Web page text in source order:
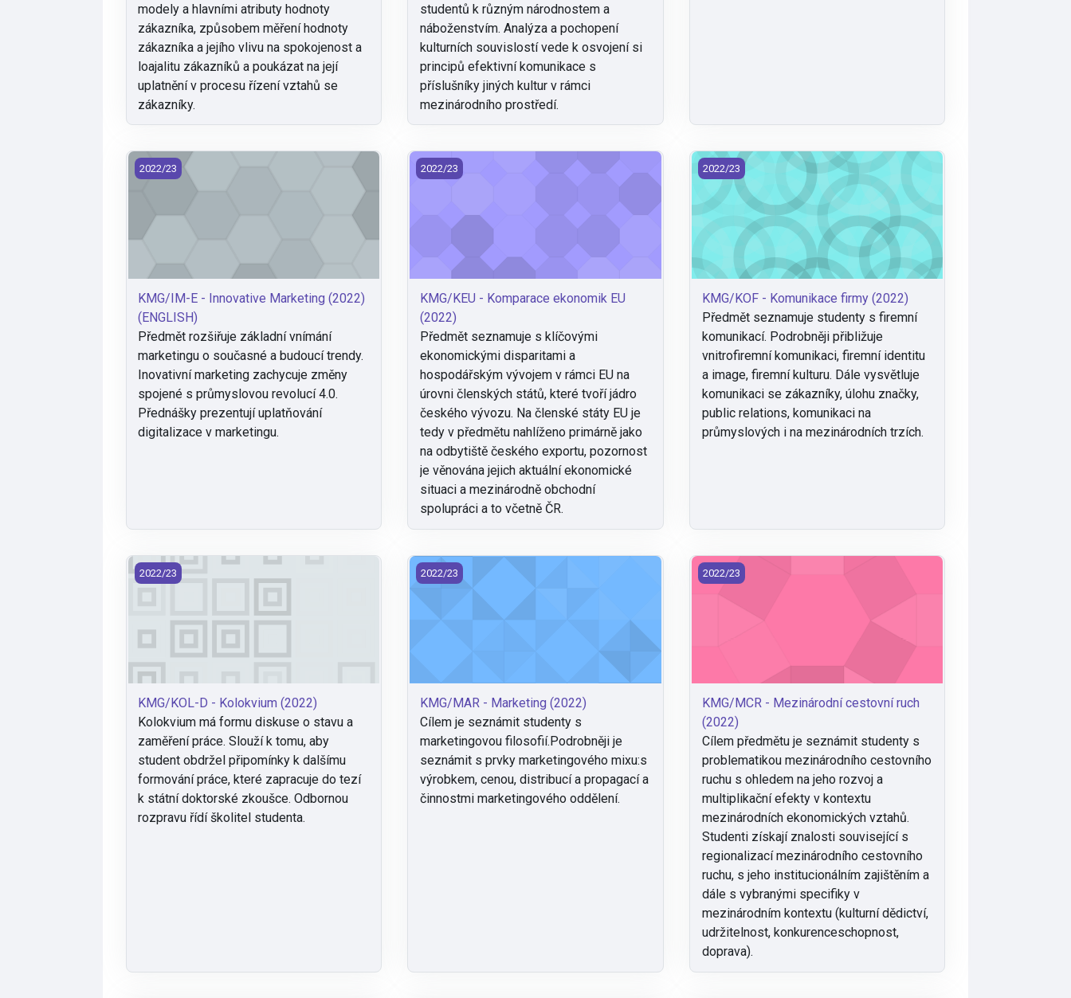
modely a hlavními atributy hodnoty
zákazníka, způsobem měření hodnoty
zákazníka a jejího vlivu na spokojenost a
loajalitu zákazníků a poukázat na její
uplatnění v procesu řízení vztahů se
zákazníky.
studentů k různým národnostem a
náboženstvím. Analýza a pochopení
kulturních souvislostí vede k osvojení si
principů efektivní komunikace s
příslušníky jiných kultur v rámci
mezinárodního prostředí.
KMG/IM-E - Innovative Marketing (2022) (ENGLISH)
2022/23
KMG/IM-E - Innovative Marketing (2022)
(ENGLISH)
Předmět rozšiřuje základní vnímání
marketingu o současné a budoucí trendy.
Inovativní marketing zachycuje změny
spojené s průmyslovou revolucí 4.0.
Přednášky prezentují uplatňování
digitalizace v marketingu.
KMG/KEU - Komparace ekonomik EU (2022)
2022/23
KMG/KEU - Komparace ekonomik EU
(2022)
Předmět seznamuje s klíčovými
ekonomickými disparitami a
hospodářským vývojem v rámci EU na
úrovni členských států, které tvoří jádro
českého vývozu. Na členské státy EU je
tedy v předmětu nahlíženo primárně jako
na odbytiště českého exportu, pozornost
je věnována jejich aktuální ekonomické
situaci a mezinárodně obchodní
spolupráci a to včetně ČR.
KMG/KOF - Komunikace firmy (2022)
2022/23
KMG/KOF - Komunikace firmy (2022)
Předmět seznamuje studenty s firemní
komunikací. Podrobněji přibližuje
vnitrofiremní komunikaci, firemní identitu
a image, firemní kulturu. Dále vysvětluje
komunikaci se zákazníky, úlohu značky,
public relations, komunikaci na
průmyslových i na mezinárodních trzích.
KMG/KOL-D - Kolokvium (2022)
2022/23
KMG/KOL-D - Kolokvium (2022)
Kolokvium má formu diskuse o stavu a
zaměření práce. Slouží k tomu, aby
student obdržel připomínky k dalšímu
formování práce, které zapracuje do tezí
k státní doktorské zkoušce. Odbornou
rozpravu řídí školitel studenta.
KMG/MAR - Marketing (2022)
2022/23
KMG/MAR - Marketing (2022)
Cílem je seznámit studenty s
marketingovou filosofií.Podrobněji je
seznámit s prvky marketingového mixu:s
výrobkem, cenou, distribucí a propagací a
činnostmi marketingového oddělení.
KMG/MCR - Mezinárodní cestovní ruch (2022)
2022/23
KMG/MCR - Mezinárodní cestovní ruch
(2022)
Cílem předmětu je seznámit studenty s
problematikou mezinárodního cestovního
ruchu s ohledem na jeho rozvoj a
multiplikační efekty v kontextu
mezinárodních ekonomických vztahů.
Studenti získají znalosti související s
regionalizací mezinárodního cestovního
ruchu, s jeho institucionálním zajištěním a
dále s vybranými specifiky v
mezinárodním kontextu (kulturní dědictví,
udržitelnost, konkurenceschopnost,
doprava).